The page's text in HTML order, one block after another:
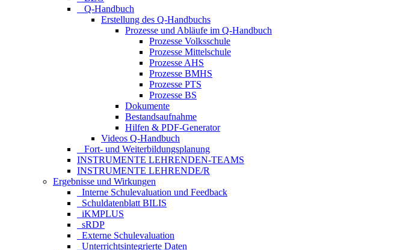
_ Q-Handbuch
Erstellung des Q-Handbuchs
Prozesse und Abläufe im Q-Handbuch
Prozesse Volksschule
Prozesse Mittelschule
Prozesse AHS
Prozesse BMHS
Prozesse PTS
Prozesse BS
Dokumente
Bestandsaufnahme
Hilfen & PDF-Generator
Videos Q-Handbuch
_ Fort- und Weiterbildungsplanung
INSTRUMENTE LEHRENDEN-TEAMS
INSTRUMENTE LEHRENDE/R
Ergebnisse und Wirkungen
_Interne Schulevaluation und Feedback
_Schuldatenblatt BILIS
_iKMPLUS
_sRDP
_Externe Schulevaluation
_Unterrichtsintegrierte Daten